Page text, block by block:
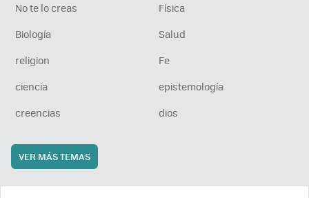
No te lo creas
Física
Biología
Salud
religion
Fe
ciencia
epistemología
creencias
dios
VER MÁS TEMAS